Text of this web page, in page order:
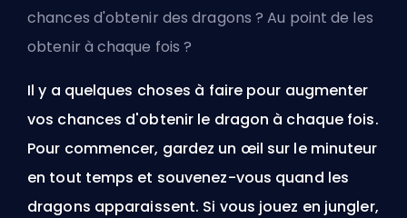
chances d'obtenir des dragons ? Au point de les
obtenir à chaque fois ?
Il y a quelques choses à faire pour augmenter
vos chances d'obtenir le dragon à chaque fois.
Pour commencer, gardez un œil sur le minuteur
en tout temps et souvenez-vous quand les
dragons apparaissent. Si vous jouez en jungler,